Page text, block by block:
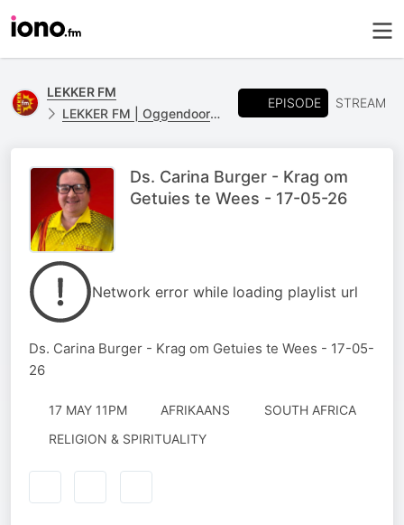
LEKKER FM
LEKKER FM | Oggendoordenkings
EPISODE STREAM
Ds. Carina Burger - Krag om
Getuies te Wees - 17-05-26
Network error while loading playlist url
Ds. Carina Burger - Krag om Getuies te Wees - 17-05-
26
17 MAY 11PM AFRIKAANS
SOUTH AFRICA
RELIGION & SPIRITUALITY